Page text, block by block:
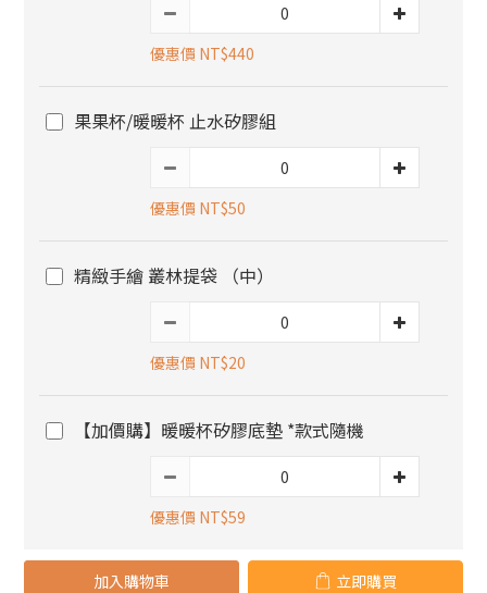
優惠價 NT$440
果果杯/暖暖杯 止水矽膠組
優惠價 NT$50
精緻手繪 叢林提袋 （中）
優惠價 NT$20
【加價購】暖暖杯矽膠底墊 *款式隨機
優惠價 NT$59
加入購物車 立即購買